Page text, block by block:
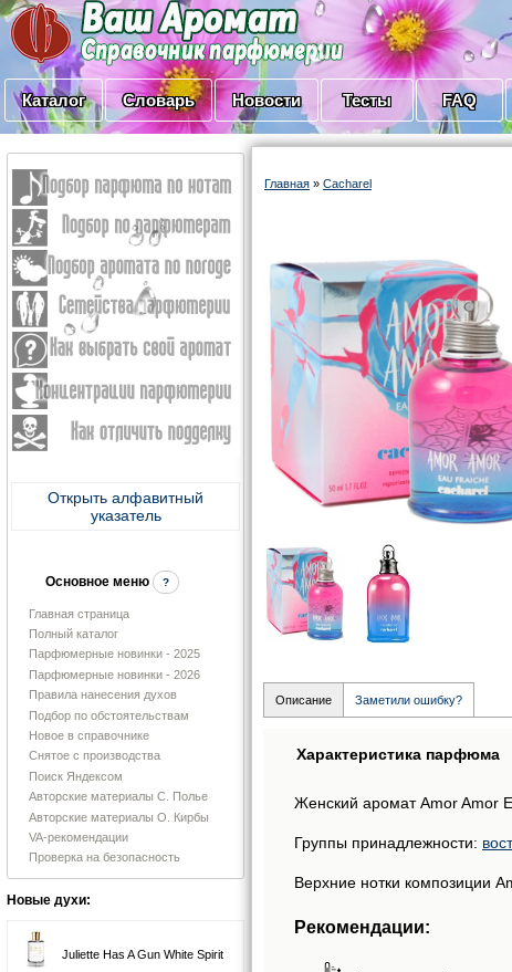
Каталог Словарь Новости Тесты FAQ
Открыть алфавитный
указатель
Основное меню ?
Главная страница
Полный каталог
Парфюмерные новинки - 2025
Парфюмерные новинки - 2026
Правила нанесения духов
Подбор по обстоятельствам
Новое в справочнике
Снятое с производства
Поиск Яндексом
Авторские материалы С. Полье
Авторские материалы О. Кирбы
VA-рекомендации
Проверка на безопасность
Новые духи:
Juliette Has A Gun White Spirit
Главная » Cacharel
Описание Заметили ошибку?
Характеристика парфюма
Женский аромат Amor Amor
Группы принадлежности:
Верхние нотки композиции
Рекомендации: